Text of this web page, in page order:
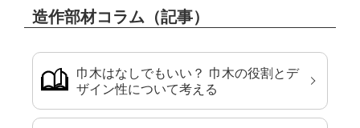
造作部材コラム（記事）
巾木はなしでもいい？ 巾木の役割とデ
ザイン性について考える